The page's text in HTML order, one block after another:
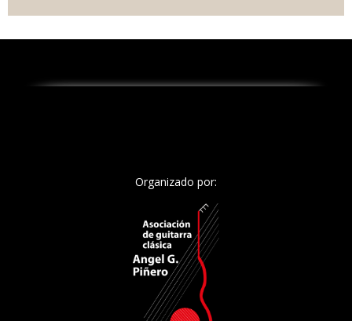
Organizado por: